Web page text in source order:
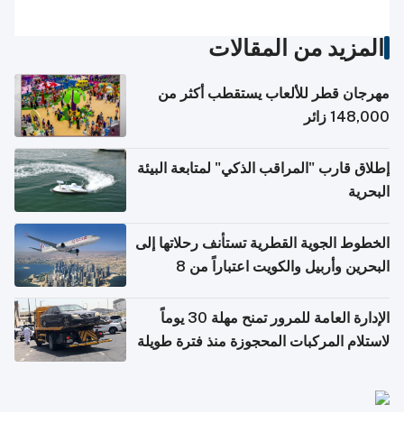
المزيد من المقالات
مهرجان قطر للألعاب يستقطب أكثر من
148,000 زائر
إطلاق قارب "المراقب الذكي" لمتابعة البيئة
البحرية
الخطوط الجوية القطرية تستأنف رحلاتها إلى
البحرين وأربيل والكويت اعتباراً من 8
الإدارة العامة للمرور تمنح مهلة 30 يوماً
لاستلام المركبات المحجوزة منذ فترة طويلة